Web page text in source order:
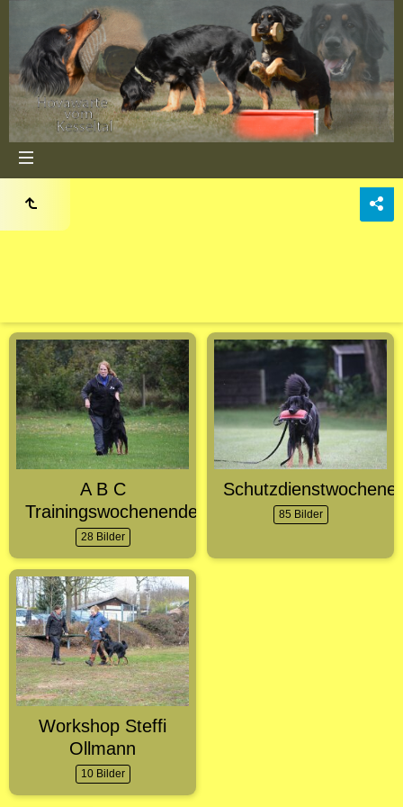
A B C
Trainingswochenende
28 Bilder
85 Bilder
Workshop Steffi
Ollmann
10 Bilder